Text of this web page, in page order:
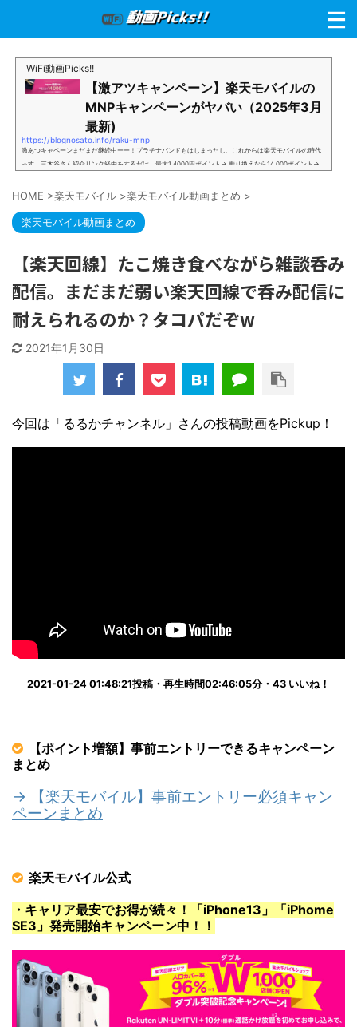
WiFi動画Picks!!
【激アツキャンペーン】楽天モバイルの
MNPキャンペーンがヤバい（2025年3月
最新)
https://blognosato.info/raku-mnp
激あつキャペーンまだまだ継続中ーー！プラチナバンドもはじまったし、これからは楽天モバイルの時代
っす。三木谷さん紹介リンク経由をするだけ。最大1,4000円ポイント→ 乗り換えなら14,000ポイント→
谷さんキャンペーン／2回線目以降でもOK再契約でもでもOK背水の陣の楽天モバイル。ついに「最後の賭
別招待ページから楽天モバイ...
HOME >楽天モバイル >楽天モバイル動画まとめ >
楽天モバイル動画まとめ
【楽天回線】たこ焼き食べながら雑談呑み
配信。まだまだ弱い楽天回線で呑み配信に
耐えられるのか？タコパだぞw
2021年1月30日
今回は「るるかチャンネル」さんの投稿動画をPickup！
2021-01-24 01:48:21投稿・再生時間02:46:05分・43 いいね！
【ポイント増額】事前エントリーできるキャンペーン
まとめ
→ 【楽天モバイル】事前エントリー必須キャン
ペーンまとめ
楽天モバイル公式
・キャリア最安でお得が続々！「iPhone13」「iPhome
SE3」発売開始キャンペーン中！！